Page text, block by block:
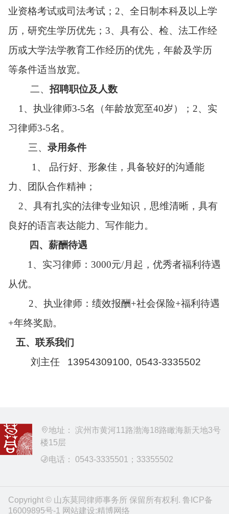
业资格考试或司法考试； 2、 全日制 本科及以上学
历 ， 研究生学历优先 ； 3、 具有公、检、法工作经
历或大学法学教育工作经历的优先， 年龄及学历
等条件适当放宽。
二、招聘职位及人数
1、 执业律师3-5名 （年龄放宽至40岁 ） ； 2、 实
习律师3-5名。
三、 录用条件
1、
品行好、形象佳 ， 具备较好的沟通能
力、团队合作精神 ；
2、 具有扎实的法律专业知识，思维清晰，具有
良好的语言表达能力、写作能力 。
四、薪酬待遇
1、实习律师：3000元/月起，优秀者福利待遇
从优。
2、执业律师：绩效报酬+社会保险+福利待遇
+年终奖励。
五、联系我们
刘主任 13954309100, 0543-3335502
地址： 滨州市黄河11路渤海18路瞰海新天地3号
楼15层
电话： 0543-3335501；33355502
Copyright © 山东莫同律师事务所 保留所有权利. 鲁ICP备
16009895号-1 网站建设:精博网络